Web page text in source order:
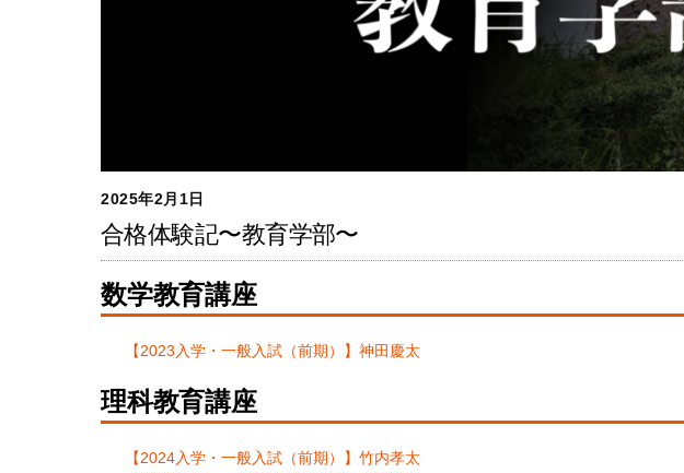
2025年2月1日
合格体験記〜教育学部〜
数学教育講座
【2023入学・一般入試（前期）】神田慶太
理科教育講座
【2024入学・一般入試（前期）】竹内孝太